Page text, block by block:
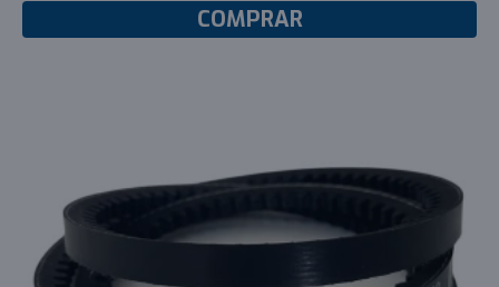
COMPRAR